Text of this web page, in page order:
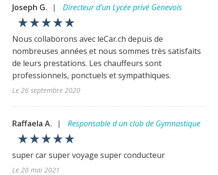
Joseph G. | Directeur d’un Lycée privé Genevois
star_ratestar_ratestar_ratestar_ratestar_rate
Nous collaborons avec leCar.ch depuis de
nombreuses années et nous sommes très satisfaits
de leurs prestations. Les chauffeurs sont
professionnels, ponctuels et sympathiques.
Le 26 septembre 2020
Raffaela A. | Responsable d un club de Gymnastique
star_ratestar_ratestar_ratestar_ratestar_rate
super car super voyage super conducteur
Le 20 mai 2021